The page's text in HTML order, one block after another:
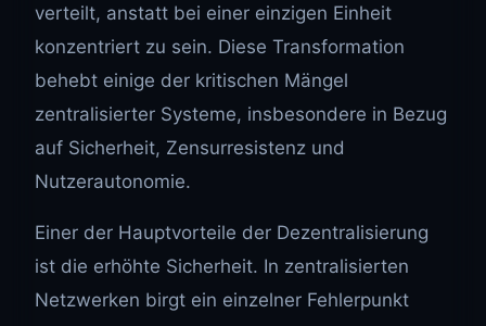
verteilt, anstatt bei einer einzigen Einheit
konzentriert zu sein. Diese Transformation
behebt einige der kritischen Mängel
zentralisierter Systeme, insbesondere in Bezug
auf Sicherheit, Zensurresistenz und
Nutzerautonomie.
Einer der Hauptvorteile der Dezentralisierung
ist die erhöhte Sicherheit. In zentralisierten
Netzwerken birgt ein einzelner Fehlerpunkt